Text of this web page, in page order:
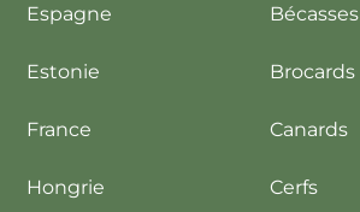
Espagne
Estonie
France
Hongrie
Bécasses
Brocards
Canards
Cerfs